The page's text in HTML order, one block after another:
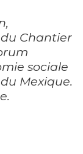
Chantier
sociale
Mexique.